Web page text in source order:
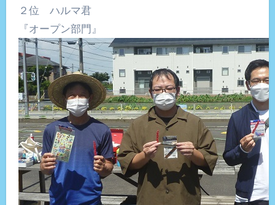
２位 ハルマ君
『オープン部門』